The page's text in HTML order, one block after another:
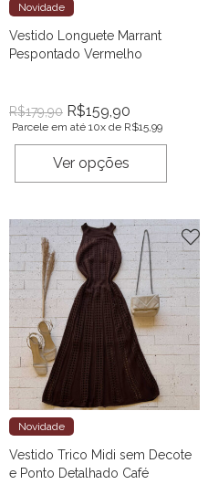
Novidade
Vestido Longuete Marrant
Pespontado Vermelho
R$179,90 R$159,90
Parcele em até 10x de R$15,99
Ver opções
Novidade
Vestido Trico Midi sem Decote
e Ponto Detalhado Café